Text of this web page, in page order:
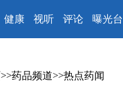
健康 视听 评论 曝光台
>>药品频道>>热点药闻